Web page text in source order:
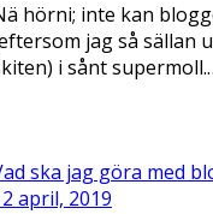
hörni; inte kan
jag så sällan
i sånt
ska jag göra med
april, 2019